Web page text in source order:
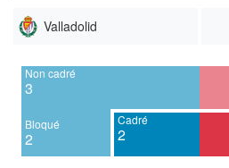
Valladolid
Non cadré
3
Bloqué
2
Cadré
2